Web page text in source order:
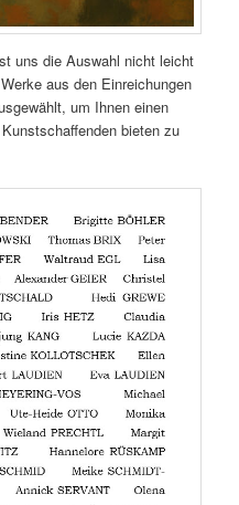
uns die Auswahl nicht leicht
aus den Einreichungen
um Ihnen einen
bieten zu